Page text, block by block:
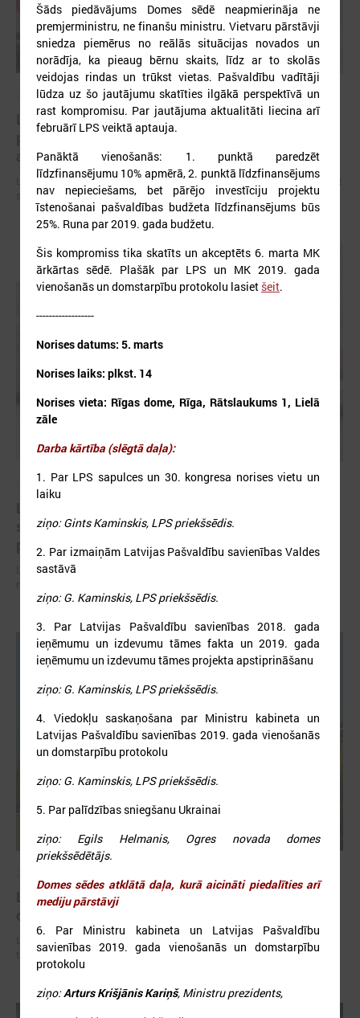
2026. gada 09. jūlijs
LPS: apreibinošu vielu ietekmē esošu bērnu
profilakses iestādi nedrīkst slēgt bez droša
alternatīva risinājuma
LPS: apreibinošu vielu ietekmē esošu bērnu profilakses iestādi nedrīkst
slēgt bez droša alternatīva risinājuma
2026. gada 07. jūlijs
sadarbības līguma nosacījumus un datu
pārvaldību
LPS un Labklājības ministrija pārrunā DigiSoc sadarbības līguma
LPS iesaka likumā noteikt pašvaldības
LPS iesaka likumā noteikt pašvaldības organizētus sabiedriskā
transporta pārvadājumus
Šāds piedāvājums Domes sēdē neapmierināja ne
premjerministru, ne finanšu ministru. Vietvaru pārstāvji
sniedza piemērus no reālās situācijas novados un
norādīja, ka pieaug bērnu skaits, līdz ar to skolās
veidojas rindas un trūkst vietas. Pašvaldību vadītāji
lūdza uz šo jautājumu skatīties ilgākā perspektīvā un
rast kompromisu. Par jautājuma aktualitāti liecina arī
februārī LPS veiktā aptauja.
Panāktā vienošanās: 1. punktā paredzēt
līdzfinansējumu 10% apmērā, 2. punktā līdzfinansējums
nav nepieciešams, bet pārējo investīciju projektu
īstenošanai pašvaldības budžeta līdzfinansējums būs
25%. Runa par 2019. gada budžetu.
Šis kompromiss tika skatīts un akceptēts 6. marta MK
ārkārtas sēdē. Plašāk par LPS un MK 2019. gada
vienošanās un domstarpību protokolu lasiet šeit.
------------------
Norises datums: 5. marts
Norises laiks: plkst. 14
Norises vieta: Rīgas dome, Rīga, Rātslaukums 1, Lielā
zāle
Darba kārtība (slēgtā daļa):
1. Par LPS sapulces un 30. kongresa norises vietu un
laiku
ziņo: Gints Kaminskis, LPS priekšsēdis.
2. Par izmaiņām Latvijas Pašvaldību savienības Valdes
sastāvā
ziņo: G. Kaminskis, LPS priekšsēdis.
3. Par Latvijas Pašvaldību savienības 2018. gada
ieņēmumu un izdevumu tāmes fakta un 2019. gada
ieņēmumu un izdevumu tāmes projekta apstiprināšanu
ziņo: G. Kaminskis, LPS priekšsēdis.
4. Viedokļu saskaņošana par Ministru kabineta un
Latvijas Pašvaldību savienības 2019. gada vienošanās
un domstarpību protokolu
ziņo: G. Kaminskis, LPS priekšsēdis.
5. Par palīdzības sniegšanu Ukrainai
ziņo: Egils Helmanis, Ogres novada domes
priekšsēdētājs.
Domes sēdes atklātā daļa, kurā aicināti piedalīties arī
mediju pārstāvji
6. Par Ministru kabineta un Latvijas Pašvaldību
savienības 2019. gada vienošanās un domstarpību
protokolu
ziņo: Arturs Krišjānis Kariņš, Ministru prezidents,